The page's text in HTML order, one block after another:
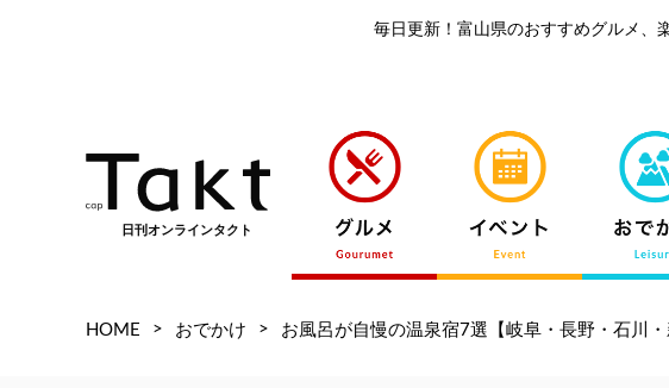
毎日更新！富山県のおすすめグルメ、
日刊オンラインタクト
HOME > おでかけ > お風呂が自慢の温泉宿7選【岐阜・長野・石川・